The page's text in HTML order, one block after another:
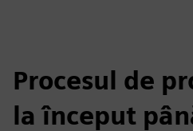
Procesul de
la început